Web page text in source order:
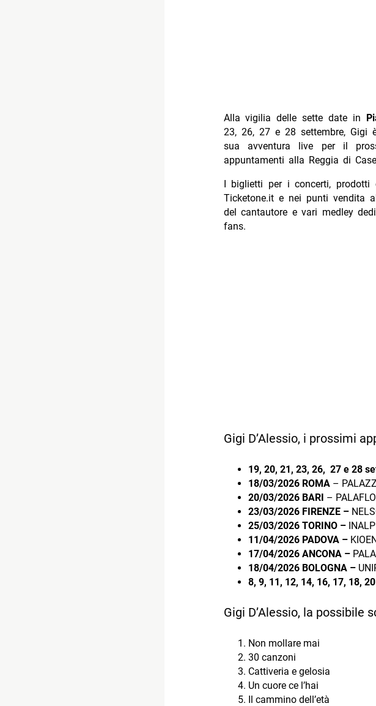
Alla vigilia delle sette date in
23, 26, 27 e 28 settembre, Gigi
sua avventura live per il
appuntamenti alla Reggia di
I biglietti per i concerti, prodotti
Ticketone.it e nei punti vendita
del cantautore e vari medley
fans.
Gigi D’Alessio, i prossimi
19, 20, 21, 23, 26, 27 e 28
18/03/2026 ROMA –
20/03/2026 BARI –
23/03/2026 FIRENZE –
25/03/2026 TORINO –
11/04/2026 PADOVA –
17/04/2026 ANCONA –
18/04/2026 BOLOGNA –
8, 9, 11, 12, 14, 16, 17, 18,
Gigi D’Alessio, la possibile
Non mollare mai
30 canzoni
Cattiveria e gelosia
Un cuore ce l’hai
Il cammino dell’età